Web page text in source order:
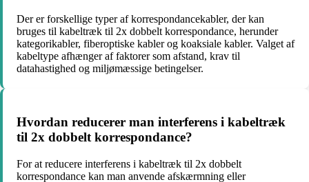
Der er forskellige typer af korrespondancekabler, der kan
bruges til kabeltræk til 2x dobbelt korrespondance, herunder
kategorikabler, fiberoptiske kabler og koaksiale kabler. Valget af
kabeltype afhænger af faktorer som afstand, krav til
datahastighed og miljømæssige betingelser.
Hvordan reducerer man interferens i kabeltræk
til 2x dobbelt korrespondance?
For at reducere interferens i kabeltræk til 2x dobbelt
korrespondance kan man anvende afskærmning eller